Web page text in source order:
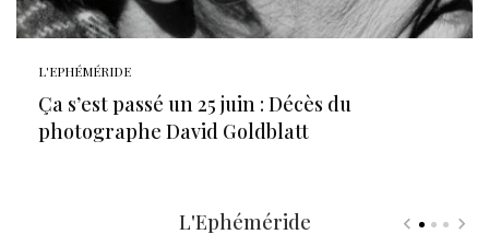
L'EPHÉMÉRIDE
Ça s’est passé un 25 juin : Décès du
photographe David Goldblatt
L'Ephéméride